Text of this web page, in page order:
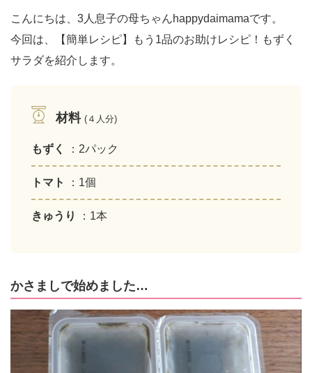
こんにちは、3人息子の母ちゃんhappydaimamaです。
今回は、【簡単レシピ】もう1品のお助けレシピ！もずく
サラダを紹介します。
材料 (４人分)
もずく ：2パック
トマト ：1個
きゅうり ：1本
かさましで始めました…